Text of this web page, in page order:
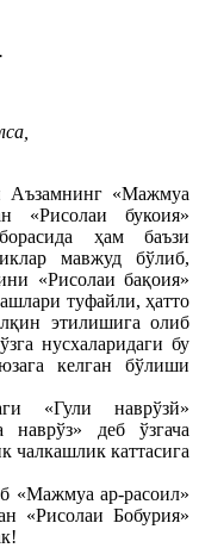
Аъзамнинг «Мажмуа
«Рисолаи букоия»
ҳам баъзи
мавжуд бўлиб,
«Рисолаи бақоия»
туфайли, ҳатто
этилишига олиб
нусхаларидаги бу
келган бўлиши
«Гули наврўзй»
деб ўзгача
чалкашлик каттасига
«Мажмуа ар-расоил»
«Рисолаи Бобурия»